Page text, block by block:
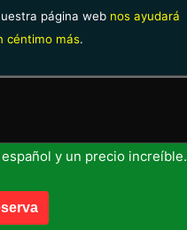
página web nos ayudará
céntimo más.
y un precio increíble.